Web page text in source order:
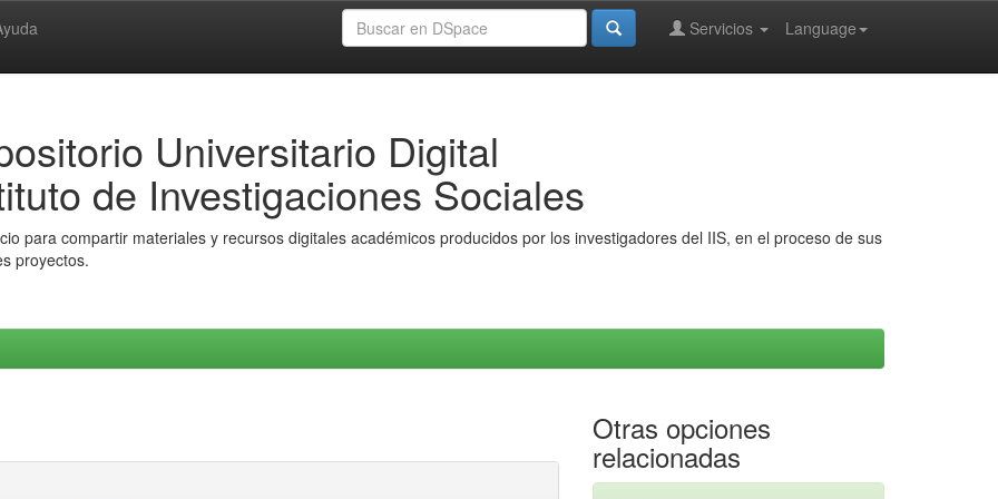
Language
Servicios
Universitario Digital
de Investigaciones Sociales
para compartir materiales y recursos digitales académicos producidos por los investigadores del IIS, en el proceso de sus
proyectos.
Otras opciones
relacionadas